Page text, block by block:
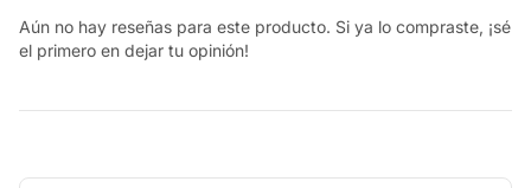
Aún no hay reseñas para este producto. Si ya lo compraste, ¡sé
el primero en dejar tu opinión!